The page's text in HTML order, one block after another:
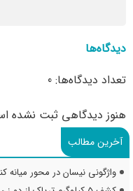
دیدگاه‌ها
تعداد دیدگاه‌ها: 0
هنوز دیدگاهی ثبت نشده
آخرین مطالب
واژگونی نیسان در محور